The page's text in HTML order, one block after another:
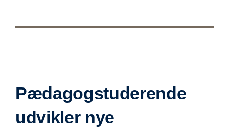
Pædagogstuderende
udvikler nye